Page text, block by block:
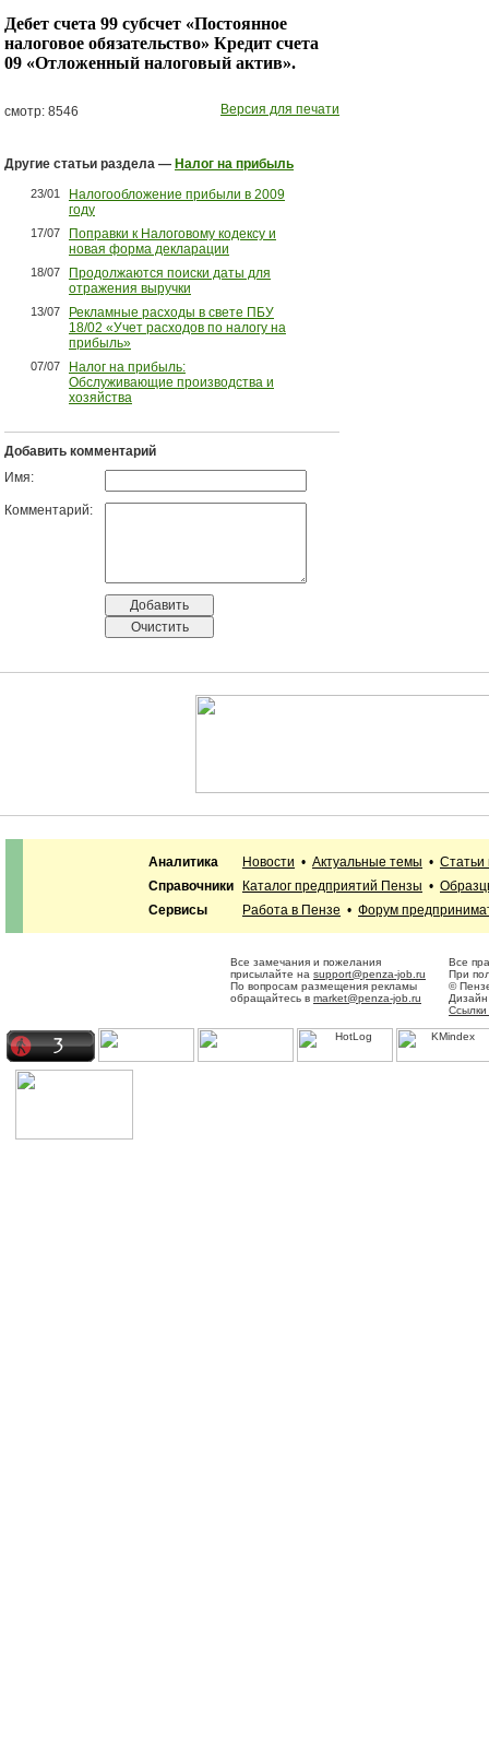
Дебет счета 99 субсчет «Постоянное
налоговое обязательство» Кредит счета
09 «Отложенный налоговый актив».
смотр: 8546 Версия для печати
Другие статьи раздела — Налог на прибыль
23/01
Налогообложение прибыли в 2009
году
17/07
Поправки к Налоговому кодексу и
новая форма декларации
18/07
Продолжаются поиски даты для
отражения выручки
13/07
Рекламные расходы в свете ПБУ
18/02 «Учет расходов по налогу на
прибыль»
07/07
Налог на прибыль:
Обслуживающие производства и
хозяйства
Добавить комментарий
Имя:
Комментарий:
Аналитика Новости • Актуальные темы • Статьи
Справочники
Каталог предприятий Пензы •
Сервисы
Работа в Пензе • Форум
Все замечания и пожелания
присылайте на support@penza-job.ru
По вопросам размещения рекламы
обращайтесь в market@penza-job.ru
Все
При
©